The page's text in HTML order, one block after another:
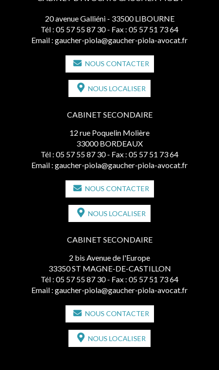
20 avenue Galliéni - 33500 LIBOURNE
Tél : 05 57 55 87 30 - Fax : 05 57 51 73 64
Email : gaucher-piola@gaucher-piola-avocat.fr
NOUS CONTACTER
NOUS LOCALISER
CABINET SECONDAIRE
12 rue Poquelin Molière
33000 BORDEAUX
Tél : 05 57 55 87 30 - Fax : 05 57 51 73 64
Email : gaucher-piola@gaucher-piola-avocat.fr
NOUS CONTACTER
NOUS LOCALISER
CABINET SECONDAIRE
2 bis Avenue de l'Europe
33350 ST MAGNE-DE-CASTILLON
Tél : 05 57 55 87 30 - Fax : 05 57 51 73 64
Email : gaucher-piola@gaucher-piola-avocat.fr
NOUS CONTACTER
NOUS LOCALISER